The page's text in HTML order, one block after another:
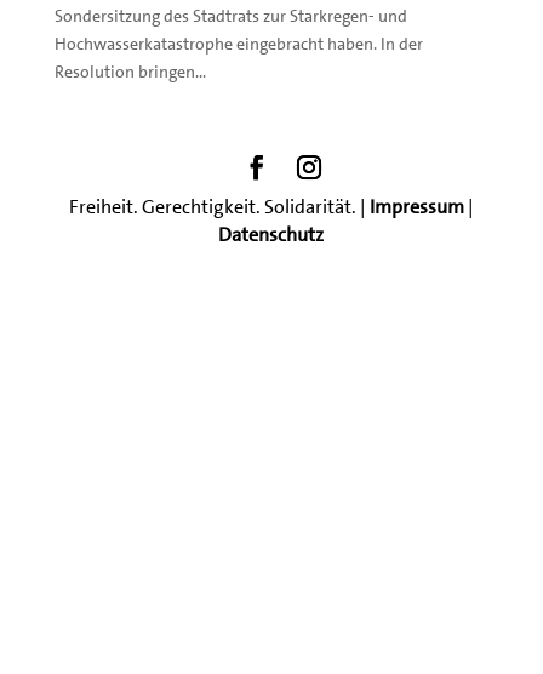
Sondersitzung des Stadtrats zur Starkregen- und
Hochwasserkatastrophe eingebracht haben. In der
Resolution bringen...
Freiheit. Gerechtigkeit. Solidarität. | Impressum|
Datenschutz